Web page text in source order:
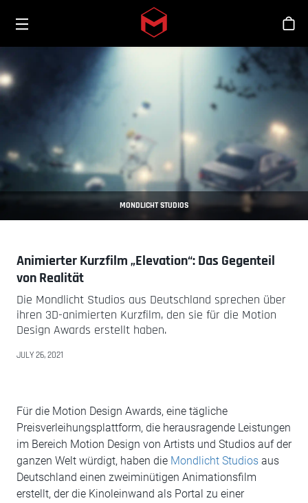
Skip to main content
MONDLICHT STUDIOS
Animierter Kurzfilm „Elevation“: Das Gegenteil
von Realität
Die Mondlicht Studios aus Deutschland sprechen über
ihren 3D-animierten Kurzfilm, den sie für die Motion
Design Awards erstellt haben.
JULY 26, 2021
Für die Motion Design Awards, eine tägliche
Preisverleihungsplattform, die herausragende Leistungen
im Bereich Motion Design von Artists und Studios auf der
ganzen Welt würdigt, haben die Mondlicht Studios aus
Deutschland einen zweiminütigen Animationsfilm
erstellt, der die Kinoleinwand als Portal zu einer